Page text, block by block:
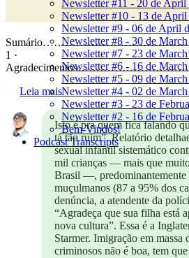
Newsletter #11 - 20 de April
Newsletter #10 - 13 de April
Newsletter #9 - 06 de April
Newsletter #8 - 30 de
Newsletter #7 - 23 de
Newsletter #6 - 16 de
Newsletter #5 - 09 de
Newsletter #4 - 02 de
Newsletter #3 - 23 de
Newsletter #2 - 16 de
Bem-Vindos!
Podcast Transcripts
1 ·
Leia mais
Isto é pra quem fica falando
tá tão ruim”. Relatório
sexual infantil sistemático
mil crianças — mais que
Brasil —, predominantemente
muçulmanos (87 a 95% dos
denúncia, a atendente da
“Agradeça que sua filha está
nova cultura”. Essa é a
Starmer. Imigração em massa
criminosos não é boa, tem